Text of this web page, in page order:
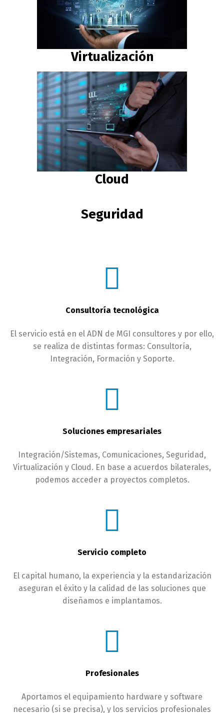
Virtualización
Cloud
Seguridad
Consultoría tecnológica
El servicio está en el ADN de MGI consultores y por ello,
se realiza de distintas formas: Consultoría,
Integración, Formación y Soporte.
Soluciones empresariales
Integración/Sistemas, Comunicaciones, Seguridad,
Virtualización y Cloud. En base a acuerdos bilaterales,
podemos acceder a proyectos completos.
Servicio completo
El capital humano, la experiencia y la estandarización
aseguran el éxito y la calidad de las soluciones que
diseñamos e implantamos.
Profesionales
Aportamos el equipamiento hardware y software
necesario (si se precisa), y los servicios profesionales